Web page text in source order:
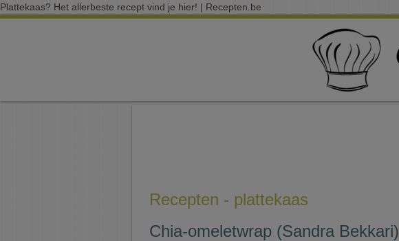
Plattekaas? Het allerbeste recept vind je hier! | Recepten.be
Recepten - plattekaas
Chia-omeletwrap (Sandra Bekkari)